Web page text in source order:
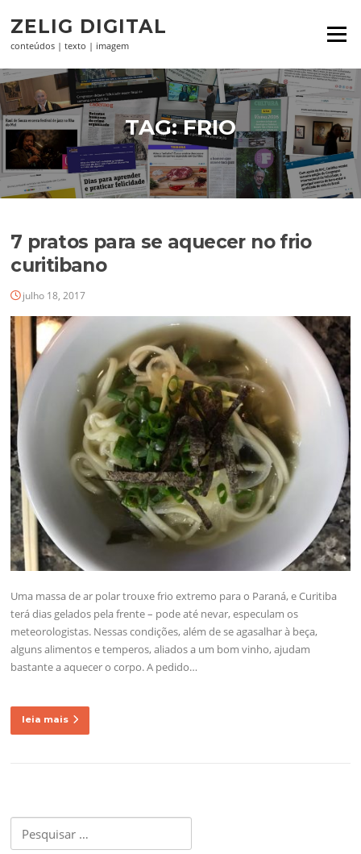
paraZELIG DIGITAL
conteúdos | texto | imagem
Menu
TAG:FRIO
7 pratos para se aquecer no frio
curitibano
julho 18, 2017
Uma massa de ar polar trouxe frio extremo para o Paraná, e Curitiba
terá dias gelados pela frente – pode até nevar, especulam os
meteorologistas. Nessas condições, além de se agasalhar à beça,
alguns alimentos e temperos, aliados a um bom vinho, ajudam
bastante a aquecer o corpo. A pedido…
leia mais
por: